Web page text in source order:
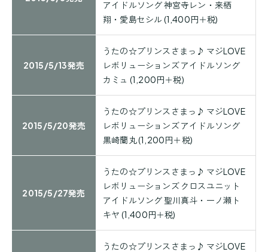
アイドルソング 神宮寺レン・来栖
翔・愛島セシル (1,400円＋税)
2015/5/13発売
うたの☆プリンスさまっ♪ マジLOVE
レボリューションズ アイドルソング
カミュ (1,200円＋税)
2015/5/20発売
うたの☆プリンスさまっ♪ マジLOVE
レボリューションズ アイドルソング
黒崎蘭丸 (1,200円＋税)
2015/5/27発売
うたの☆プリンスさまっ♪ マジLOVE
レボリューションズ クロスユニット
アイドルソング 聖川真斗・一ノ瀬ト
キヤ (1,400円＋税)
うたの☆プリンスさまっ♪ マジLOVE